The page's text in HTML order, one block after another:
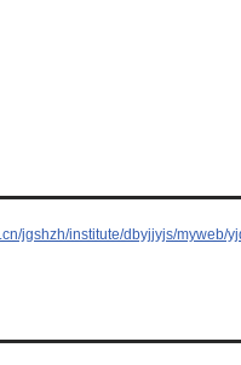
jgshzh/institute/dbyjjyjs/myweb/